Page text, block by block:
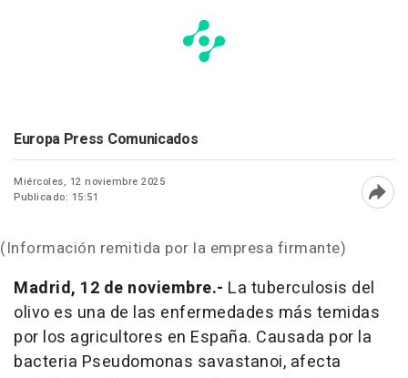
Europa Press Comunicados
Miércoles, 12 noviembre 2025
Publicado: 15:51
(Información remitida por la empresa firmante)
Madrid, 12 de noviembre.- La tuberculosis del
olivo es una de las enfermedades más temidas
por los agricultores en España. Causada por la
bacteria Pseudomonas savastanoi, afecta